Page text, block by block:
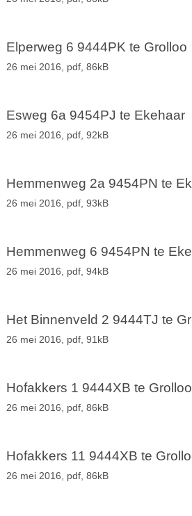
Elperweg 6 9444PK te Grolloo
26 mei 2016, pdf, 86kB
Esweg 6a 9454PJ te Ekehaar
26 mei 2016, pdf, 92kB
Hemmenweg 2a 9454PN te
26 mei 2016, pdf, 93kB
Hemmenweg 6 9454PN te
26 mei 2016, pdf, 94kB
Het Binnenveld 2 9444TJ te
26 mei 2016, pdf, 91kB
Hofakkers 1 9444XB te Grolloo
26 mei 2016, pdf, 86kB
Hofakkers 11 9444XB te
26 mei 2016, pdf, 86kB